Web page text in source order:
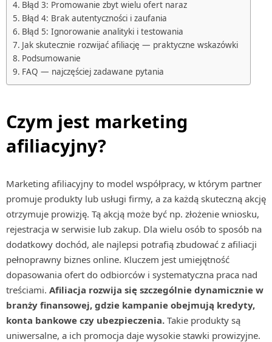
Błąd 3: Promowanie zbyt wielu ofert naraz
Błąd 4: Brak autentyczności i zaufania
Błąd 5: Ignorowanie analityki i testowania
Jak skutecznie rozwijać afiliację — praktyczne wskazówki
Podsumowanie
FAQ — najczęściej zadawane pytania
Czym jest marketing
afiliacyjny?
Marketing afiliacyjny to model współpracy, w którym partner
promuje produkty lub usługi firmy, a za każdą skuteczną akcję
otrzymuje prowizję. Tą akcją może być np. złożenie wniosku,
rejestracja w serwisie lub zakup. Dla wielu osób to sposób na
dodatkowy dochód, ale najlepsi potrafią zbudować z afiliacji
pełnoprawny biznes online. Kluczem jest umiejętność
dopasowania ofert do odbiorców i systematyczna praca nad
treściami. Afiliacja rozwija się szczególnie dynamicznie w
branży finansowej, gdzie kampanie obejmują kredyty,
konta bankowe czy ubezpieczenia. Takie produkty są
uniwersalne, a ich promocja daje wysokie stawki prowizyjne.